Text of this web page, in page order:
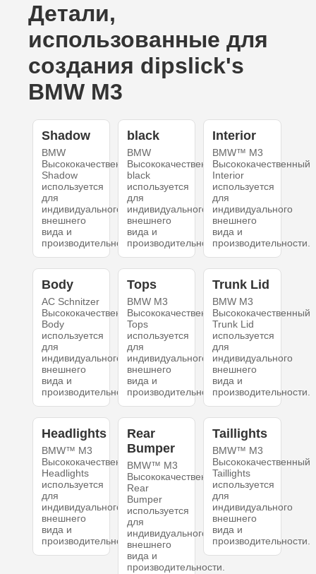
Детали,
использованные для
создания dipslick's
BMW M3
Shadow
BMW
Высококачественный
Shadow
используется
для
индивидуального
внешнего
вида и
производительности.
black
BMW
Высококачественный
black
используется
для
индивидуального
внешнего
вида и
производительности.
Interior
BMW™ M3
Высококачественный
Interior
используется
для
индивидуального
внешнего
вида и
производительности.
Body
AC Schnitzer
Высококачественный
Body
используется
для
индивидуального
внешнего
вида и
производительности.
Tops
BMW M3
Высококачественный
Tops
используется
для
индивидуального
внешнего
вида и
производительности.
Trunk Lid
BMW M3
Высококачественный
Trunk Lid
используется
для
индивидуального
внешнего
вида и
производительности.
Headlights
BMW™ M3
Высококачественный
Headlights
используется
для
индивидуального
внешнего
вида и
производительности.
Rear
Bumper
BMW™ M3
Высококачественный
Rear
Bumper
используется
для
индивидуального
внешнего
вида и
производительности.
Taillights
BMW™ M3
Высококачественный
Taillights
используется
для
индивидуального
внешнего
вида и
производительности.